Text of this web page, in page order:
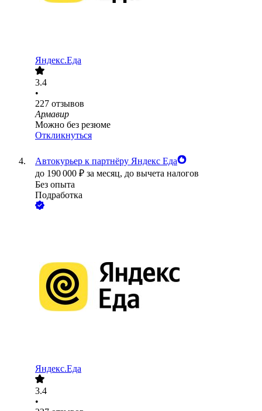
Яндекс.Еда
3.4
•
227 отзывов
Армавир
Можно без резюме
Откликнуться
Автокурьер к партнёру Яндекс Еда
до 190 000 ₽ за месяц, до вычета налогов
Без опыта
Подработка
Яндекс.Еда
3.4
•